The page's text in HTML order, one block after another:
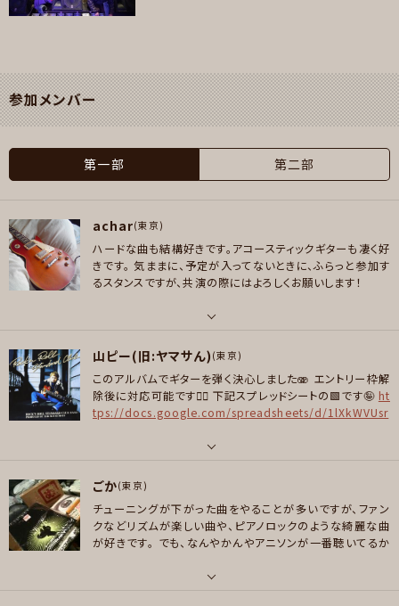
参加メンバー
第一部 第二部
achar(東京)
ハードな曲も結構好きです。アコースティックギターも凄く好
きです。 気ままに、予定が入ってないときに、ふらっと参加す
るスタンスですが、共演の際にはよろしくお願いします！
ボーカル , ギター
好きなアーティスト
Mrs.green apple 、simply red、マネスキン、fence of defense、西村麻
聡、jlc、pink cloud、フュージョン全般、trix、菰口雄矢、tri-offensive、ハー
ビーハンコック、ソニークラーク、jimmy page、led zeppelin 、jimi hendr
好きなジャンル
ポップス , ロック , ハードロック/ヘヴィメタル , ファンク/ブルース , ジャズ/
フュージョン , ソウル/R＆B , ボサノバ/ラテン
山ピー(旧:ヤマサん) (東京)
このアルバムでギターを弾く決心しました🫨 エントリー枠解
除後に対応可能です🙂‍↕️下記スプレッドシートの🟩です🤪 ht
tps://docs.google.com/spreadsheets/d/1lXkWVUsr
🤘(・∀・)🤘
ボーカル , ギター , ベース , ピアノ/キーボード , 弦楽器 , パーカッション
好きなアーティスト
ウェイバーベルベット、ASCA(ロードエルメロイの雲雀)、See-Saw、石川智晶
(ガンダムOOとか、神様ドォルズ)、西城秀樹(ターンAガンダム) 最近は http
s://youtube.com/@yorimichi-playlist?si=RtCgdBLEmywuwalg と
ごか(東京)
チューニングが下がった曲をやることが多いですが、ファン
クなどリズムが楽しい曲や、ピアノロックのような綺麗な曲
が好きです。 でも、なんやかんやアニソンが一番聴いてるか
が何より楽しいですね。楽しいステージになるよう頑張りま